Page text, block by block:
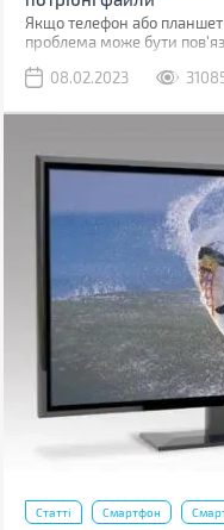
Якщо телефон або
проблема може бути
08.02.2023
Статті Смартфон